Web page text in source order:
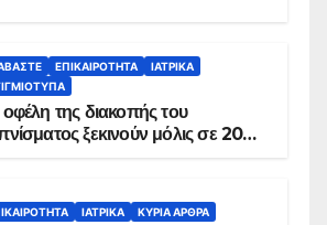
ΕΠΙΚΑΙΡΌΤΗΤΑ
ΙΑΤΡΙΚΆ
της διακοπής του
ξεκινούν μόλις σε 20
ΙΑΤΡΙΚΆ ΚΥΡΙΑ ΑΡΘΡΑ